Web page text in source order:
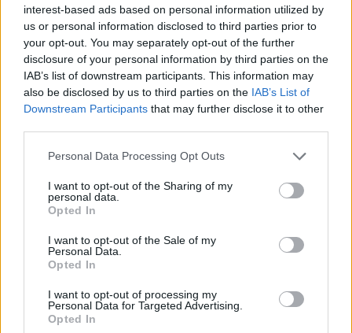
interest-based ads based on personal information utilized by
us or personal information disclosed to third parties prior to
your opt-out. You may separately opt-out of the further
disclosure of your personal information by third parties on the
IAB’s list of downstream participants. This information may
also be disclosed by us to third parties on the IAB’s List of
Downstream Participants that may further disclose it to other
Personal Data Processing Opt Outs
I want to opt-out of the Sharing of my
personal data.
Opted In
I want to opt-out of the Sale of my
Personal Data.
Opted In
I want to opt-out of processing my
Personal Data for Targeted Advertising.
Opted In